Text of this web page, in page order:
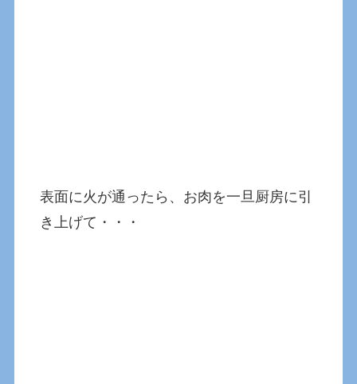
表面に火が通ったら、お肉を一旦厨房に引
き上げて・・・